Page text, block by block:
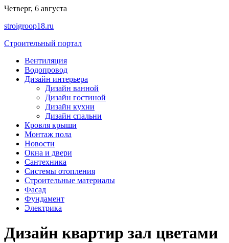
Перейти
содержимому
Четверг, 6 августа
stroigroop18.ru
Строительный портал
Вентиляция
Водопровод
Дизайн интерьера
Дизайн ванной
Дизайн гостиной
Дизайн кухни
Дизайн спальни
Кровля крыши
Монтаж пола
Новости
Окна и двери
Сантехника
Системы отопления
Строительные материалы
Фасад
Фундамент
Электрика
Дизайн квартир зал цветами